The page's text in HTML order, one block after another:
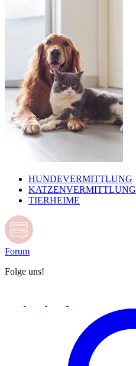
HUNDEVERMITTLUNG
KATZENVERMITTLUNG
TIERHEIME
Forum
Folge uns!